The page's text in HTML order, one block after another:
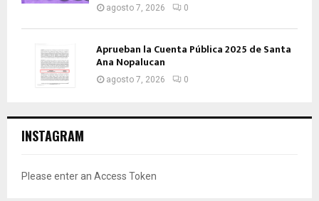
agosto 7, 2026 0
Aprueban la Cuenta Pública 2025 de Santa
Ana Nopalucan
agosto 7, 2026 0
INSTAGRAM
Please enter an Access Token